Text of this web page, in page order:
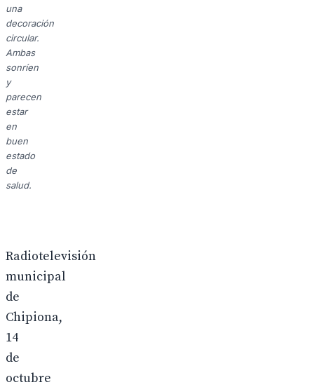
una
decoración
circular.
Ambas
sonríen
y
parecen
estar
en
buen
estado
de
salud.
Radiotelevisión
municipal
de
Chipiona,
14
de
octubre